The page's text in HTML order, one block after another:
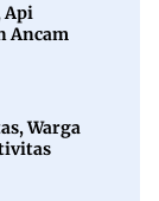
Api
Ancam
Warga